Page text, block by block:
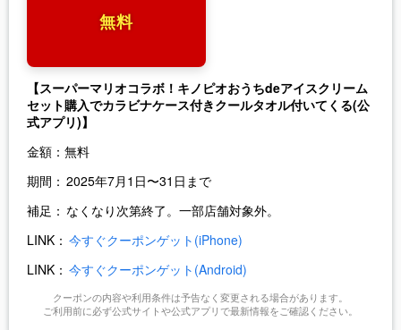
無料
【スーパーマリオコラボ！キノピオおうちdeアイスクリーム
セット購入でカラビナケース付きクールタオル付いてくる(公
式アプリ)】
金額： 無料
期間： 2025年7月1日〜31日まで
補足： なくなり次第終了。一部店舗対象外。
LINK： 今すぐクーポンゲット(iPhone)
LINK： 今すぐクーポンゲット(Android)
クーポンの内容や利用条件は予告なく変更される場合があります。
ご利用前に必ず公式サイトや公式アプリで最新情報をご確認ください。